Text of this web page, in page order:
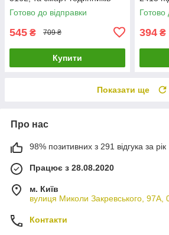
Комбінований ( код:
IBW927SY )
Готово до відправки
545 ₴ 709 ₴
Купити
на 3
Готово
394 ₴
Показати ще
Про нас
98% позитивних з 291 відгука за рік
Працює з 28.08.2020
м. Київ
вулиця Миколи Закревського, 97А,
Контакти